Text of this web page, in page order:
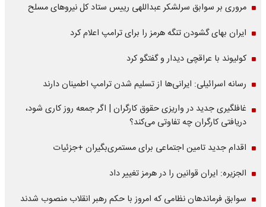
مروری بر سوابق سرلشکر عبداللهی رییس ستاد کل نیروهای مسلح
ایران بهای گشودن تنگه هرمز را برای ترامپ اعلام کرد
کولیوند با عراقچی دیدار و گفتگو کرد
رسانه اسرائیلی: ایرانی‌ها از تسلیم شدن ترامپ اطمینان دارند
غافلگیری جدید در واریزی حقوق کارگران | اگر جمعه روز کاری شود،
دریافتی کارگران چه تفاوتی می‌کند؟
اقدام جدید تامین اجتماعی برای مستمری‌بگیران +جزئیات
الجزیره: ایران قوانین را در هرمز تغییر داد
سوابق فرماندهان نظامی که امروز با حکم رهبر انقلاب منصوب شدند